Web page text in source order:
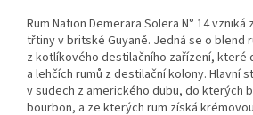
Rum Nation Demerara Solera N° 14
třtiny v britské Guyaně. Jedná se o blend
z kotlíkového destilačního zařízení, které
a lehčích rumů z destilační kolony. Hlavní
v sudech z amerického dubu, do kterých
bourbon, a ze kterých rum získá